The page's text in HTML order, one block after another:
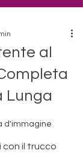
d'immagine
al
Lunga
su 5.
con il trucco